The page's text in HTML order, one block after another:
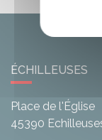
ÉCHILLEUSES
Place de l'Église
45390